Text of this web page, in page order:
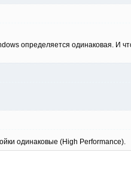
определяется одинаковая. И
одинаковые (High Performance).